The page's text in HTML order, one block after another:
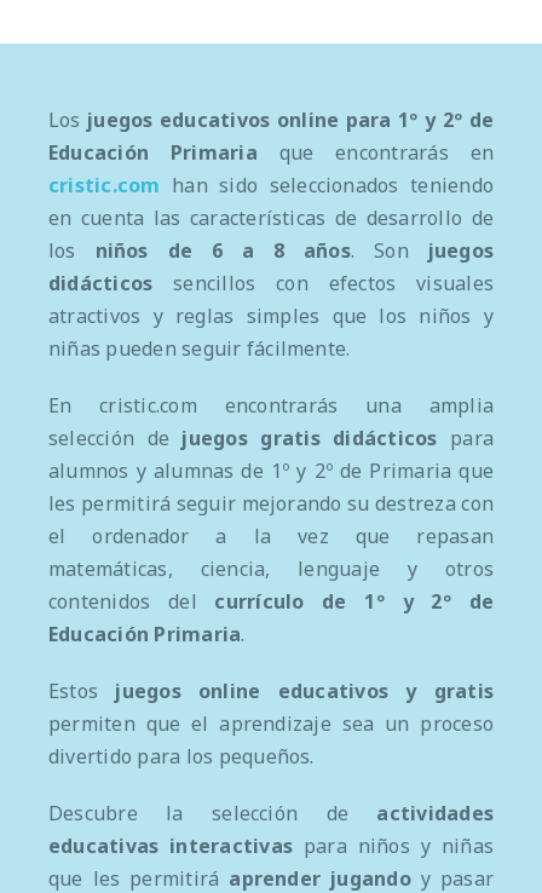
Los juegos educativos online para 1º y 2º de
Educación Primaria que encontrarás en
cristic.com han sido seleccionados teniendo
en cuenta las características de desarrollo de
los niños de 6 a 8 años. Son juegos
didácticos sencillos con efectos visuales
atractivos y reglas simples que los niños y
niñas pueden seguir fácilmente.
En cristic.com encontrarás una amplia
selección de juegos gratis didácticos para
alumnos y alumnas de 1º y 2º de Primaria que
les permitirá seguir mejorando su destreza con
el ordenador a la vez que repasan
matemáticas, ciencia, lenguaje y otros
contenidos del currículo de 1º y 2º de
Educación Primaria.
Estos juegos online educativos y gratis
permiten que el aprendizaje sea un proceso
divertido para los pequeños.
Descubre la selección de actividades
educativas interactivas para niños y niñas
que les permitirá aprender jugandoy pasar